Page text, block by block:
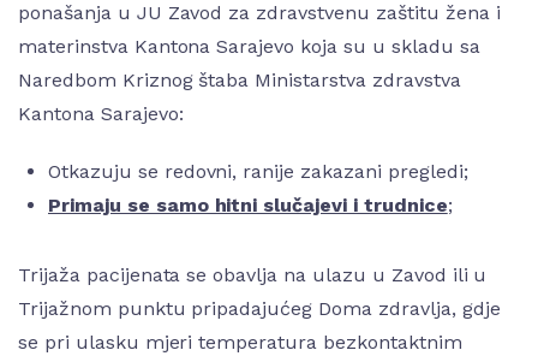
ponašanja u JU Zavod za zdravstvenu zaštitu žena i
materinstva Kantona Sarajevo koja su u skladu sa
Naredbom Kriznog štaba Ministarstva zdravstva
Kantona Sarajevo:
Otkazuju se redovni, ranije zakazani pregledi;
Primaju se samo hitni slučajevi i trudnice;
Trijaža pacijenata se obavlja na ulazu u Zavod ili u
Trijažnom punktu pripadajućeg Doma zdravlja, gdje
se pri ulasku mjeri temperatura bezkontaktnim